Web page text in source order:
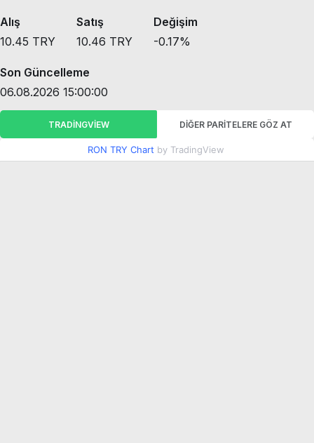
Alış
10.45 TRY
Satış
10.46 TRY
Değişim
-0.17%
Son Güncelleme
06.08.2026 15:00:00
TRADINGVIEW DIĞER PARITELERE GÖZ AT
RON TRY Chart by TradingView